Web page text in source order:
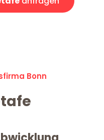
Bonn